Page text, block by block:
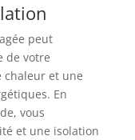
peut
de votre
chaleur et une
En
vous
et une isolation